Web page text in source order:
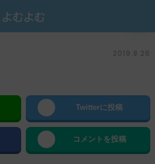
2019.8.26
Twitterに投稿
コメントを投稿